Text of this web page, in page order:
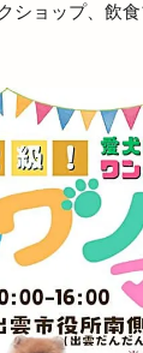
出雲ケー
グ
出雲セン
ディケア
出
出雲ドーム2000
ーツ＆健康フェス
あり吹奏楽フェス
シェ
出雲バル
ショップ、飲食